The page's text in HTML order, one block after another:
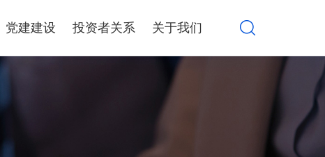
算力设备集成销售
党建建设 投资者关系 关于我们
公司介绍